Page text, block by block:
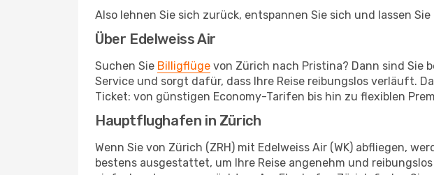
Also lehnen Sie sich zurück, entspannen Sie sich und lassen
Über Edelweiss Air
Suchen Sie Billigflüge von Zürich nach Pristina? Dann sind Sie
Service und sorgt dafür, dass Ihre Reise reibungslos verläuft.
Ticket: von günstigen Economy-Tarifen bis hin zu flexiblen
Hauptflughafen in Zürich
Wenn Sie von Zürich (ZRH) mit Edelweiss Air (WK) abfliegen,
bestens ausgestattet, um Ihre Reise angenehm und